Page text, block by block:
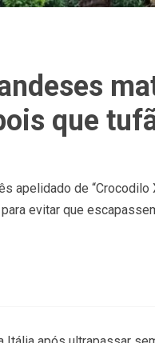
que
apelidado de
evitar que